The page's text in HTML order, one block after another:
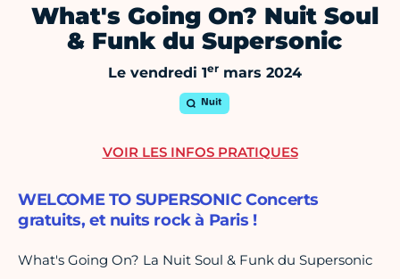
What's Going On? Nuit Soul
& Funk du Supersonic
Le vendredi 1ermars 2024
Nuit
WELCOME TO SUPERSONIC Concerts
gratuits, et nuits rock à Paris !
What's Going On? La Nuit Soul & Funk du Supersonic
VOIR LES INFOS PRATIQUES